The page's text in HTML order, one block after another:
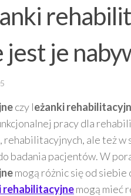
je
czy leżanki
pracy dla
ale też w
badania pacjentów. W
mogą różnic się od
rehabilitacyjnemogą mieć